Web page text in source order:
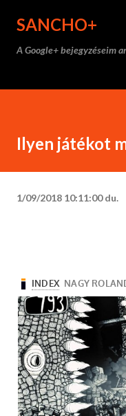
SANCHO+
A Google+ bejegyzéseim
Ilyen játékot
1/09/2018 10:11:00 du.